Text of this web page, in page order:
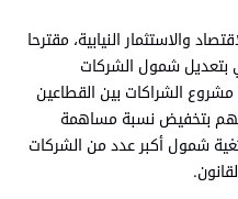
والاستثمار النيابية، مقترحا
بتعديل شمول الشركات
الشراكات بين القطاعين
2020، بحيث تسهم بتخفيض نسبة مساهمة
إلى 50%، وذلك بُغية شمول أكبر عدد من الشركات